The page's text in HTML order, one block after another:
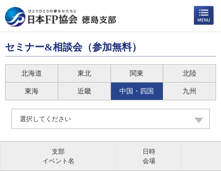
セミナー&相談会（参加無料）
北海道 東北 関東 北陸
東海 近畿 中国・四国 九州
選択してください
支部
イベント名
日時
会場